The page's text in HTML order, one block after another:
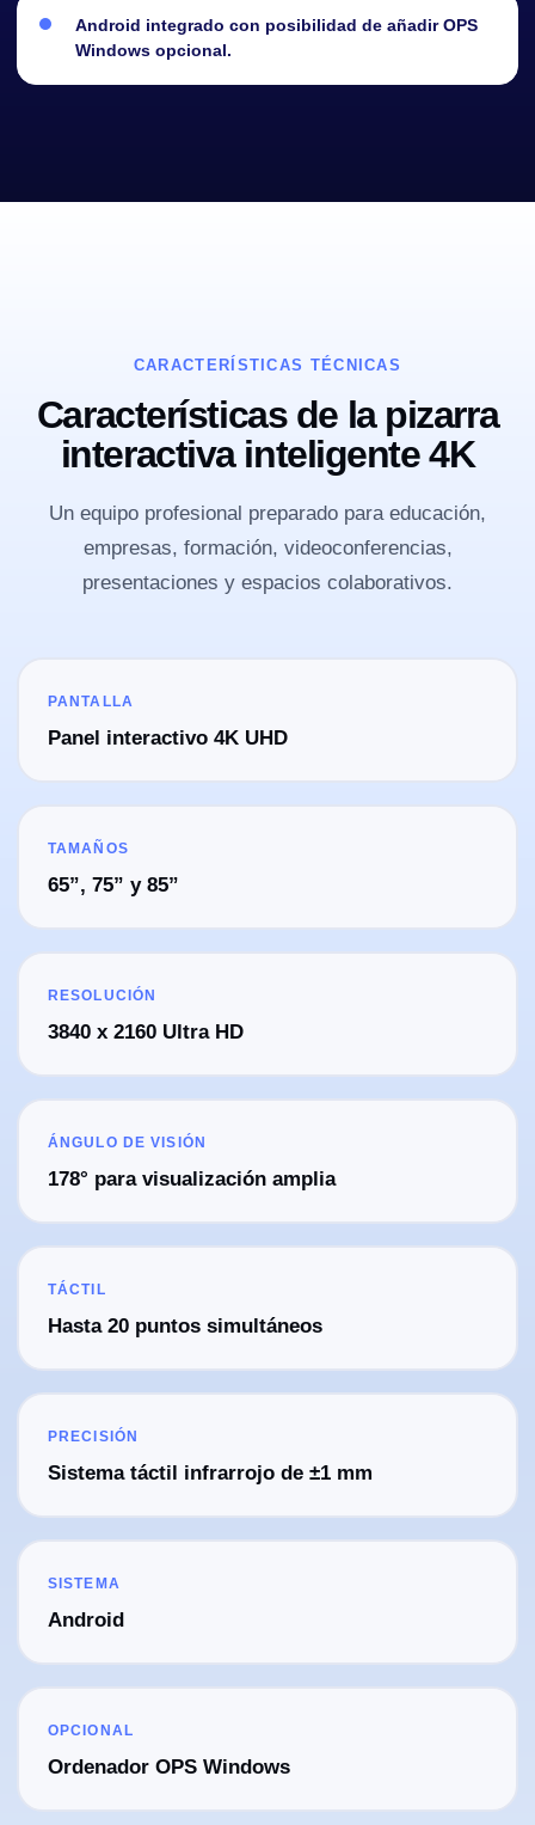
Android integrado con posibilidad de añadir OPS
Windows opcional.
CARACTERÍSTICAS TÉCNICAS
Características de la pizarra
interactiva inteligente 4K
Un equipo profesional preparado para educación,
empresas, formación, videoconferencias,
presentaciones y espacios colaborativos.
PANTALLA
Panel interactivo 4K UHD
TAMAÑOS
65”, 75” y 85”
RESOLUCIÓN
3840 x 2160 Ultra HD
ÁNGULO DE VISIÓN
178° para visualización amplia
TÁCTIL
Hasta 20 puntos simultáneos
PRECISIÓN
Sistema táctil infrarrojo de ±1 mm
SISTEMA
Android
OPCIONAL
Ordenador OPS Windows